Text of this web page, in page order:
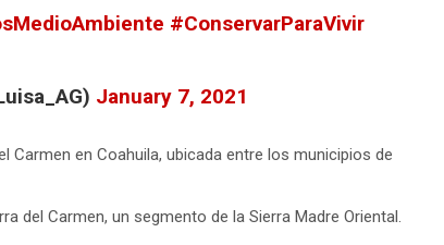
#ConservarParaVivir
January 7, 2021
Carmen en Coahuila, ubicada entre los municipios de
del Carmen, un segmento de la Sierra Madre Oriental.